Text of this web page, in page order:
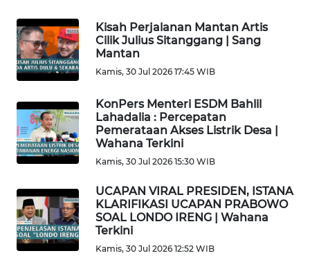
Kisah Perjalanan Mantan Artis
Cilik Julius Sitanggang | Sang
Mantan
Kamis, 30 Jul 2026 17:45 WIB
KonPers Menteri ESDM Bahlil
Lahadalia : Percepatan
Pemerataan Akses Listrik Desa |
Wahana Terkini
Kamis, 30 Jul 2026 15:30 WIB
UCAPAN VIRAL PRESIDEN, ISTANA
KLARIFIKASI UCAPAN PRABOWO
SOAL LONDO IRENG | Wahana
Terkini
Kamis, 30 Jul 2026 12:52 WIB
JATENG
WN
NUSANTARA
WN
JOGJA
WN
WN
BALI